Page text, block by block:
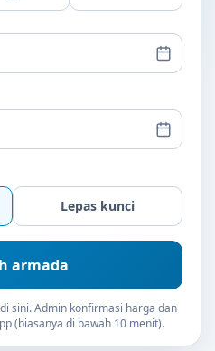
Lepas kunci
armada
sini. Admin konfirmasi harga dan
(biasanya di bawah 10 menit).